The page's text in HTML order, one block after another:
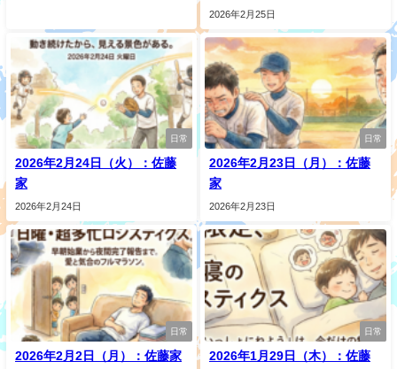
2026年2月25日
日常
2026年2月24日（火）：佐藤
家
2026年2月24日
日常
2026年2月23日（月）：佐藤
家
2026年2月23日
日常
2026年2月2日（月）：佐藤家
日常
2026年1月29日（木）：佐藤